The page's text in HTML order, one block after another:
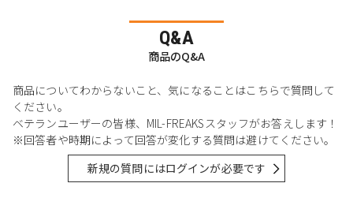
Q&A
商品のQ&A
商品についてわからないこと、気になることはこちらで質問して
ください。
ベテランユーザーの皆様、MIL-FREAKSスタッフがお答えします！
※回答者や時期によって回答が変化する質問は避けてください。
新規の質問にはログインが必要です